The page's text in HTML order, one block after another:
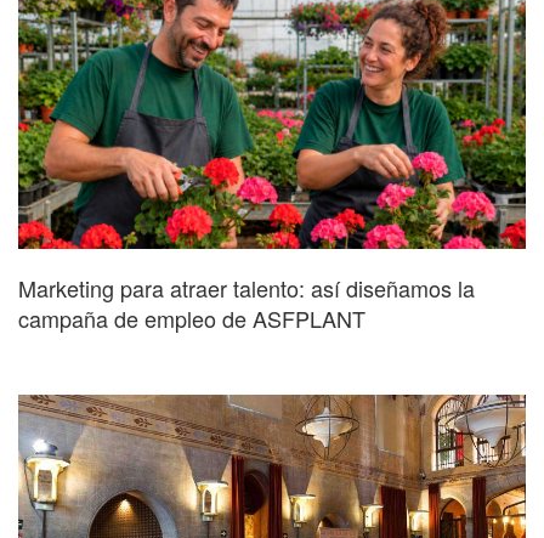
Marketing para atraer talento: así diseñamos la
campaña de empleo de ASFPLANT